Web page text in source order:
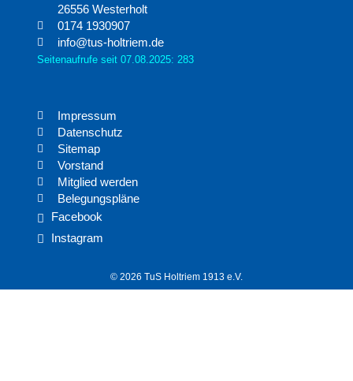
26556 Westerholt
0174 1930907
info@tus-holtriem.de
Seitenaufrufe seit 07.08.2025: 283
Impressum
Datenschutz
Sitemap
Vorstand
Mitglied werden
Belegungspläne
Facebook
Instagram
© 2026 TuS Holtriem 1913 e.V.